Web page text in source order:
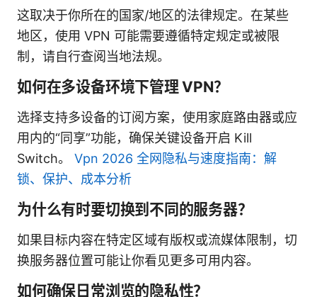
这取决于你所在的国家/地区的法律规定。在某些
地区，使用 VPN 可能需要遵循特定规定或被限
制，请自行查阅当地法规。
如何在多设备环境下管理 VPN？
选择支持多设备的订阅方案，使用家庭路由器或应
用内的“同享”功能，确保关键设备开启 Kill
Switch。 Vpn 2026 全网隐私与速度指南：解
锁、保护、成本分析
为什么有时要切换到不同的服务器？
如果目标内容在特定区域有版权或流媒体限制，切
换服务器位置可能让你看见更多可用内容。
如何确保日常浏览的隐私性？